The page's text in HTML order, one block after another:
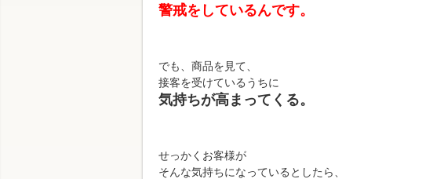
警戒をしているんです。
でも、商品を見て、
接客を受けているうちに
気持ちが高まってくる。
せっかくお客様が
そんな気持ちになっているとしたら、